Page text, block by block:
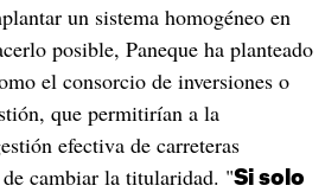
un sistema homogéneo en
posible, Paneque ha planteado
el consorcio de inversiones o
que permitirían a la
efectiva de carreteras
de cambiar la titularidad. "Si solo